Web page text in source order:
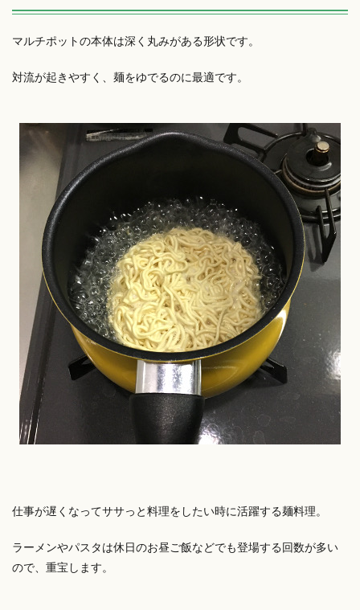
マルチポットの本体は深く丸みがある形状です。
対流が起きやすく、麺をゆでるのに最適です。
仕事が遅くなってササっと料理をしたい時に活躍する麺料理。
ラーメンやパスタは休日のお昼ご飯などでも登場する回数が多い
ので、重宝します。